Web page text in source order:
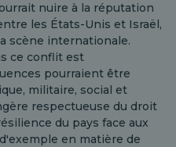
nuire à la réputation
les États-Unis et Israël,
scène internationale.
ce conflit est
pourraient être
militaire, social et
respectueuse du droit
du pays face aux
en matière de